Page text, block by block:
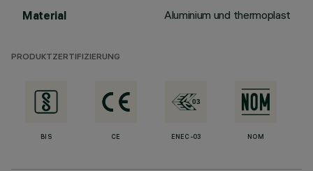
Material Aluminium und thermoplast
PRODUKTZERTIFIZIERUNG
BIS CE ENEC-03 NOM